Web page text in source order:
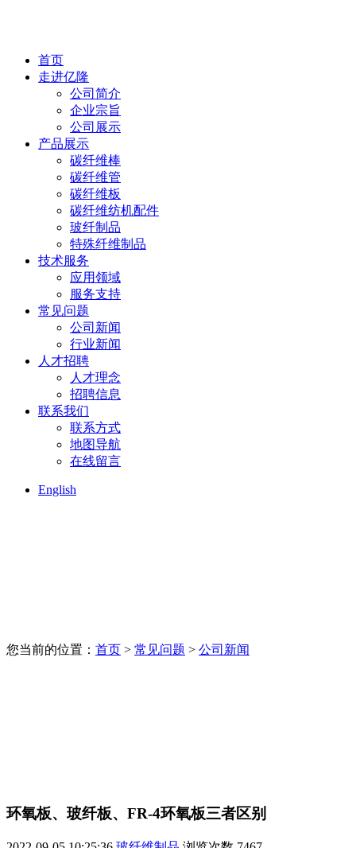
首页
走进亿隆
公司简介
企业宗旨
公司展示
产品展示
碳纤维棒
碳纤维管
碳纤维板
碳纤维纺机配件
玻纤制品
特殊纤维制品
技术服务
应用领域
服务支持
常见问题
公司新闻
行业新闻
人才招聘
人才理念
招聘信息
联系我们
联系方式
地图导航
在线留言
English
您当前的位置： 首页 > 常见问题 > 公司新闻
环氧板、玻纤板、FR-4环氧板三者区别